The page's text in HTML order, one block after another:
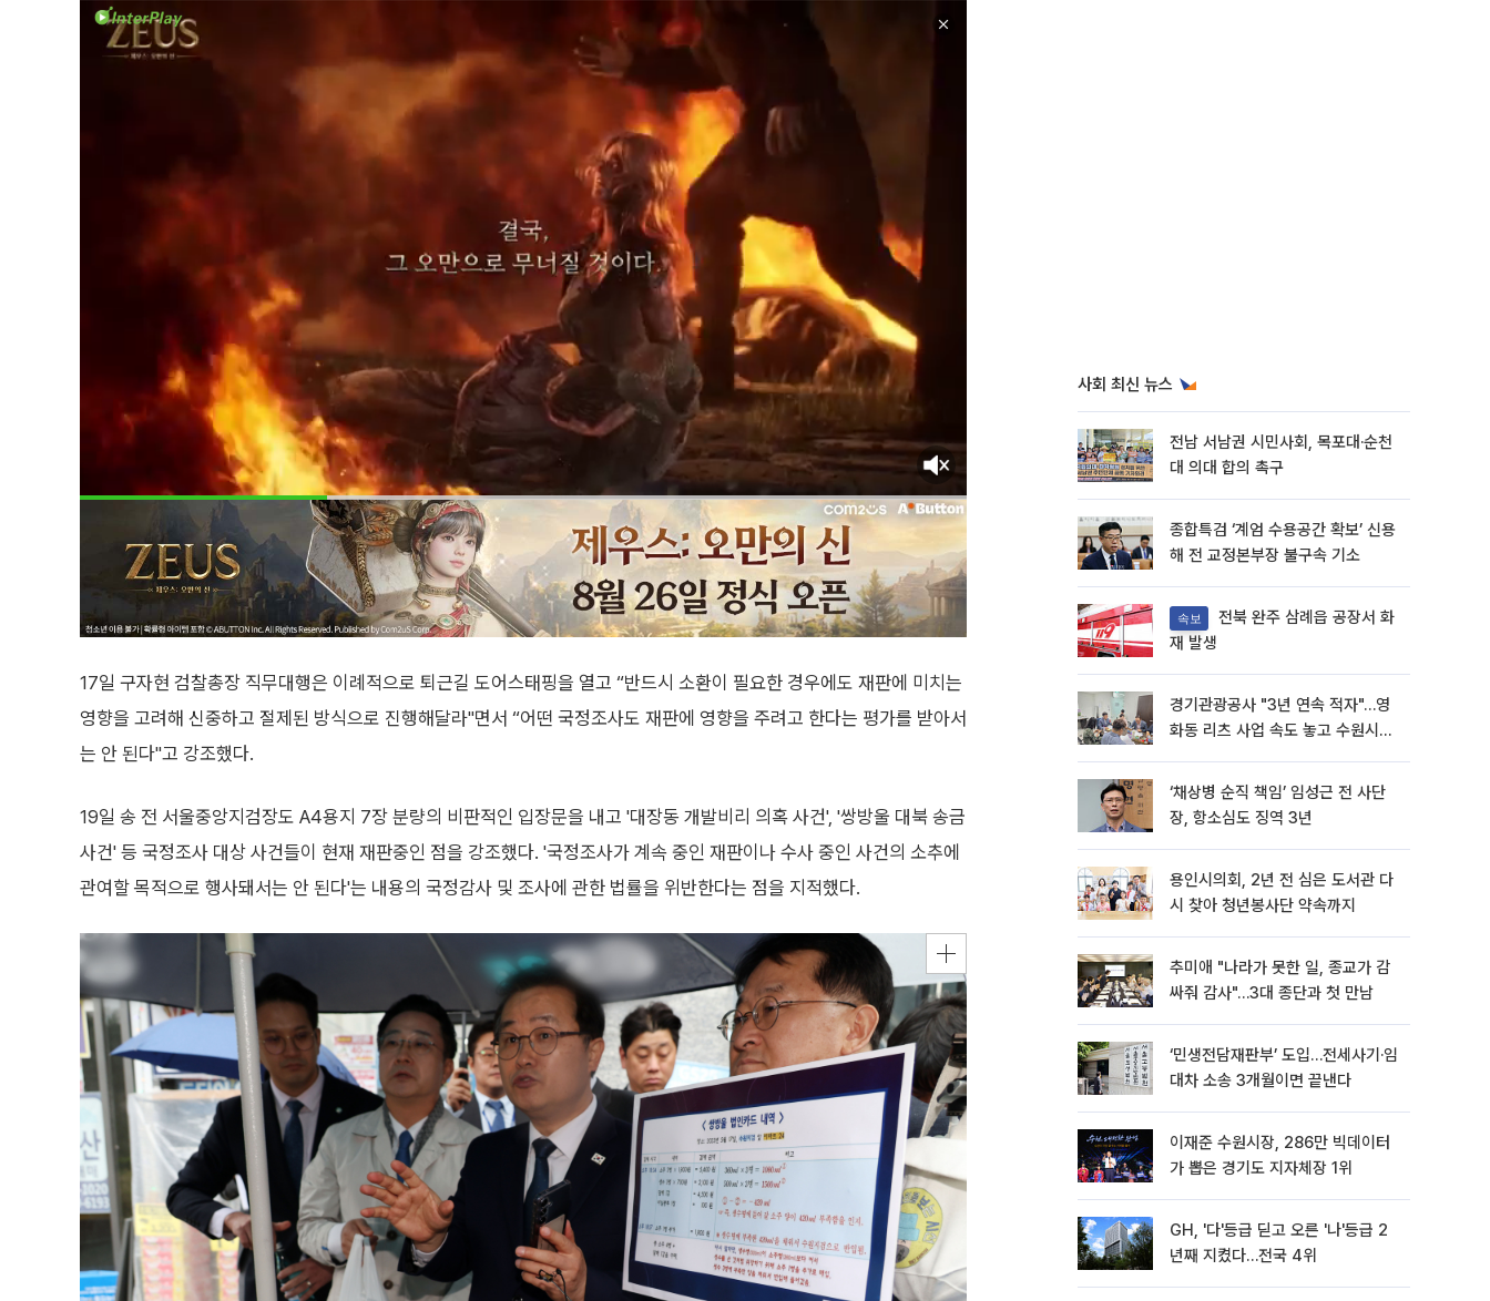
17일 구자현 검찰총장 직무대행은 이례적으로 퇴근길 도어스태핑을 열고 “반드시 소환이 필요한 경우에도 재판에 미치는
영향을 고려해 신중하고 절제된 방식으로 진행해달라"면서 “어떤 국정조사도 재판에 영향을 주려고 한다는 평가를 받아서
는 안 된다"고 강조했다.
19일 송 전 서울중앙지검장도 A4용지 7장 분량의 비판적인 입장문을 내고 '대장동 개발비리 의혹 사건', '쌍방울 대북 송금
사건' 등 국정조사 대상 사건들이 현재 재판중인 점을 강조했다. '국정조사가 계속 중인 재판이나 수사 중인 사건의 소추에
관여할 목적으로 행사돼서는 안 된다'는 내용의 국정감사 및 조사에 관한 법률을 위반한다는 점을 지적했다.
사회 최신 뉴스
전남 서남권 시민사회, 목포대·순천
대 의대 합의 촉구
종합특검 ‘계엄 수용공간 확보’ 신용
해 전 교정본부장 불구속 기소
속보
재 발생
경기관광공사 "3년 연속 적자"…영
화동 리츠 사업 속도 놓고 수원시와
‘채상병 순직 책임’ 임성근 전 사단
장, 항소심도 징역 3년
용인시의회, 2년 전 심은 도서관 다
시 찾아 청년봉사단 약속까지
추미애 "나라가 못한 일, 종교가 감
싸줘 감사"…3대 종단과 첫 만남
‘민생전담재판부’ 도입…전세사기·임
대차 소송 3개월이면 끝낸다
이재준 수원시장, 286만 빅데이터
가 뽑은 경기도 지자체장 1위
GH, '다'등급 딛고 오른 '나'등급 2
년째 지켰다…전국 4위